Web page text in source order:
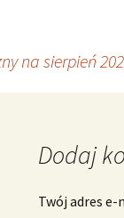
na sierpień
Dodaj
Twój adres